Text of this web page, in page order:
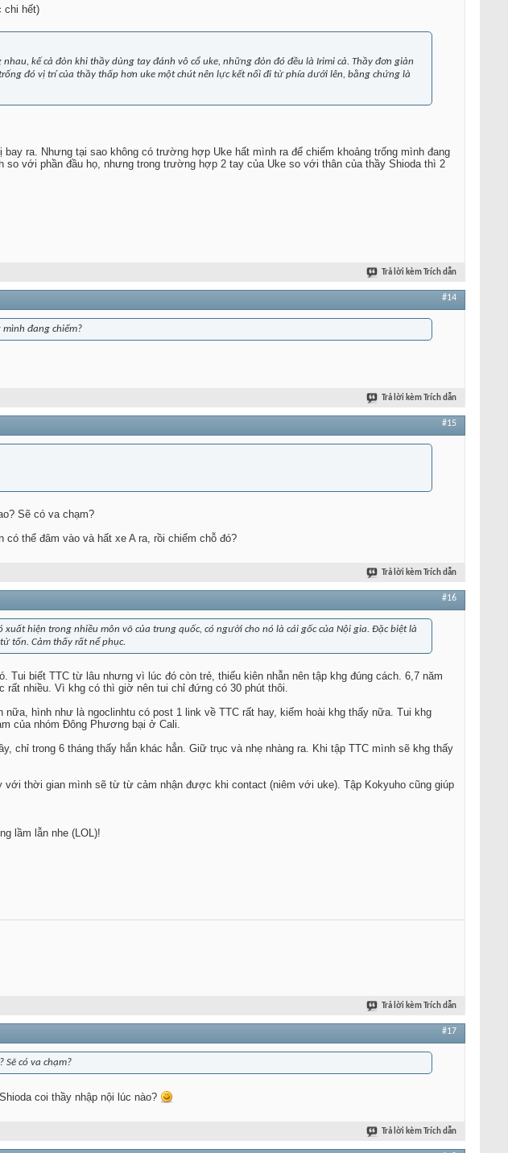
chi hết)
kế cả đòn khi thầy dùng tay đánh vô cổ uke, những đòn đó đều là Irimi cả. Thầy đơn giản
đó vị trí của thầy thấp hơn uke một chút nên lực kết nối đi từ phía dưới lên, bằng chứng là
ra. Nhưng tại sao không có trường hợp Uke hất mình ra để chiếm khoảng trống mình đang
với phần đầu họ, nhưng trong trường hợp 2 tay của Uke so với thân của thầy Shioda thì 2
Trả lời kèm Trích dẫn
#14
đang chiếm?
Trả lời kèm Trích dẫn
#15
Sẽ có va chạm?
thể đâm vào và hất xe A ra, rồi chiếm chỗ đó?
Trả lời kèm Trích dẫn
#16
hiện trong nhiều môn võ của trung quốc, có người cho nó là cái gốc của Nội gia. Đặc biệt là
tốn. Cảm thấy rất nể phục.
biết TTC từ lâu nhưng vì lúc đó còn trẻ, thiếu kiên nhẫn nên tập khg đúng cách. 6,7 năm
nhiều. Vì khg có thì giờ nên tui chỉ đứng có 30 phút thôi.
hình như là ngoclinhtu có post 1 link về TTC rất hay, kiếm hoài khg thấy nữa. Tui khg
của nhóm Đông Phương bại ở Cali.
chỉ trong 6 tháng thấy hắn khác hẳn. Giữ trục và nhẹ nhàng ra. Khi tập TTC mình sẽ khg thấy
thời gian mình sẽ từ từ cảm nhận được khi contact (niêm với uke). Tập Kokyuho cũng giúp
lầm lẫn nhe (LOL)!
Trả lời kèm Trích dẫn
#17
Sẽ có va chạm?
coi thầy nhập nội lúc nào?
Trả lời kèm Trích dẫn